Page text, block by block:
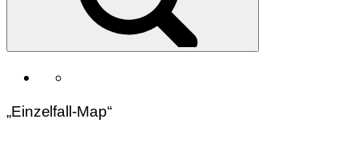
„Einzelfall-Map“